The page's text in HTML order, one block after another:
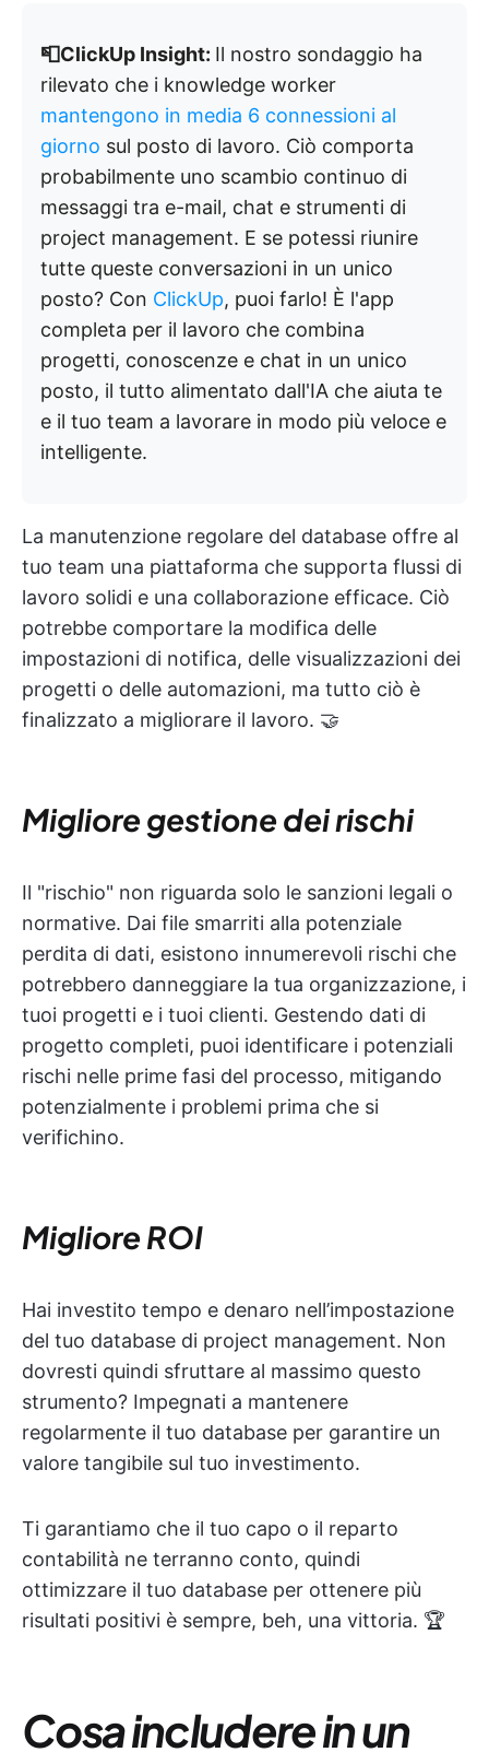
📮ClickUp Insight: Il nostro sondaggio ha
rilevato che i knowledge worker
mantengono in media 6 connessioni al
giorno sul posto di lavoro. Ciò comporta
probabilmente uno scambio continuo di
messaggi tra e-mail, chat e strumenti di
project management. E se potessi riunire
tutte queste conversazioni in un unico
posto? Con ClickUp, puoi farlo! È l'app
completa per il lavoro che combina
progetti, conoscenze e chat in un unico
posto, il tutto alimentato dall'IA che aiuta te
e il tuo team a lavorare in modo più veloce e
intelligente.
La manutenzione regolare del database offre al
tuo team una piattaforma che supporta flussi di
lavoro solidi e una collaborazione efficace. Ciò
potrebbe comportare la modifica delle
impostazioni di notifica, delle visualizzazioni dei
progetti o delle automazioni, ma tutto ciò è
finalizzato a migliorare il lavoro. 🤝
Migliore gestione dei rischi
Il "rischio" non riguarda solo le sanzioni legali o
normative. Dai file smarriti alla potenziale
perdita di dati, esistono innumerevoli rischi che
potrebbero danneggiare la tua organizzazione, i
tuoi progetti e i tuoi clienti. Gestendo dati di
progetto completi, puoi identificare i potenziali
rischi nelle prime fasi del processo, mitigando
potenzialmente i problemi prima che si
verifichino.
Migliore ROI
Hai investito tempo e denaro nell’impostazione
del tuo database di project management. Non
dovresti quindi sfruttare al massimo questo
strumento? Impegnati a mantenere
regolarmente il tuo database per garantire un
valore tangibile sul tuo investimento.
Ti garantiamo che il tuo capo o il reparto
contabilità ne terranno conto, quindi
ottimizzare il tuo database per ottenere più
risultati positivi è sempre, beh, una vittoria. 🏆
Cosa includere in un